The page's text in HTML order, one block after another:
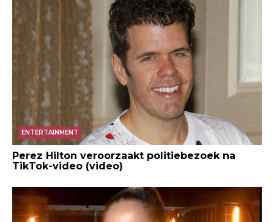
ENTERTAINMENT
Perez Hilton veroorzaakt politiebezoek na
TikTok-video (video)